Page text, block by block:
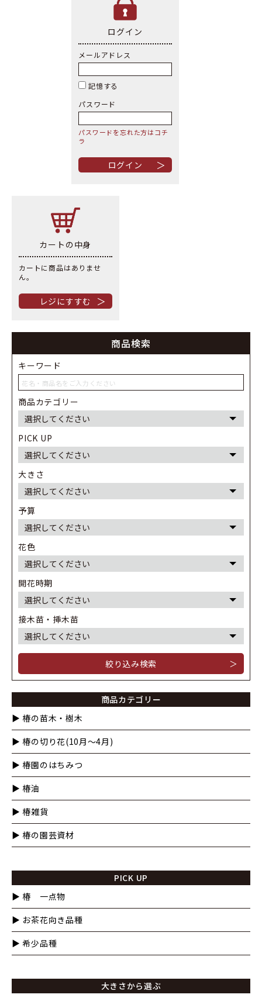
ログイン
メールアドレス
記憶する
パスワード
パスワードを忘れた方はコチ
ラ
＞
カートの中身
カートに商品はありませ
ん。
＞
商品検索
キーワード
商品カテゴリー
PICK UP
大きさ
予算
花色
開花時期
接木苗・挿木苗
＞
商品カテゴリー
▶︎ 椿の苗木・樹木
▶︎ 椿の切り花(10月〜4月)
▶︎ 椿園のはちみつ
▶︎ 椿油
▶︎ 椿雑貨
▶︎ 椿の園芸資材
PICK UP
▶︎ 椿 一点物
▶︎ お茶花向き品種
▶︎ 希少品種
大きさから選ぶ